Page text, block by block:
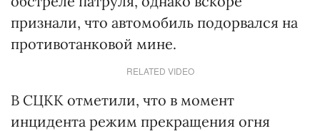
признали, что автомобиль подорвался на
противотанковой мине.
RELATED VIDEO
В СЦКК отметили, что в момент
инцидента режим прекращения огня